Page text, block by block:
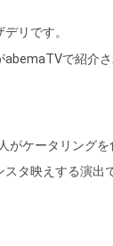
リです。
で紹介さ
がケータリングを
タ映えする演出